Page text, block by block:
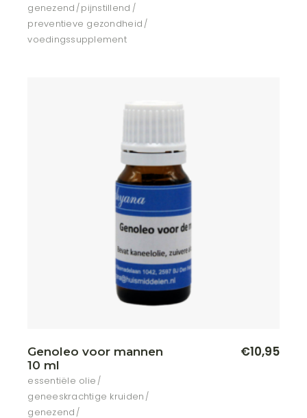
genezend pijnstillend
preventieve gezondheid
voedingssupplement
Genoleo voor mannen
10 ml
essentiële olie
geneeskrachtige kruiden
genezend
€10,95